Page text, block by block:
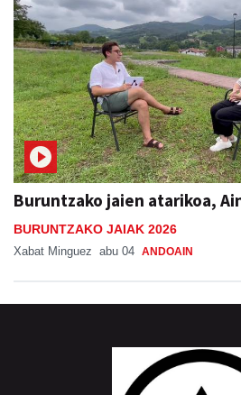
Buruntzako jaien atarikoa,
BURUNTZAKO JAIAK 2026
Xabat Minguez abu 04 ANDOAIN